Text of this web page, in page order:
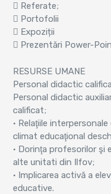
 Referate;
 Portofolii
 Expoziții
 Prezentări Power-
RESURSE UMANE
Personal didactic
Personal didactic
calificat;
• Relaţiile
climat educaţional
• Dorinţa profesorilor şi
alte unitati din Ilfov;
• Implicarea activă a
educative.